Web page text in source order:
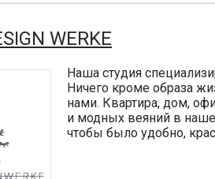
WERKE
Наша студия
Ничего кроме образа
нами. Квартира, дом,
и модных веяний в
чтобы было удобно,